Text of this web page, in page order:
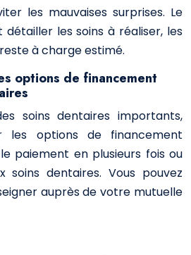
les mauvaises surprises. Le
les soins à réaliser, les
à charge estimé.
options de financement
soins dentaires importants,
les options de financement
paiement en plusieurs fois ou
soins dentaires. Vous pouvez
auprès de votre mutuelle